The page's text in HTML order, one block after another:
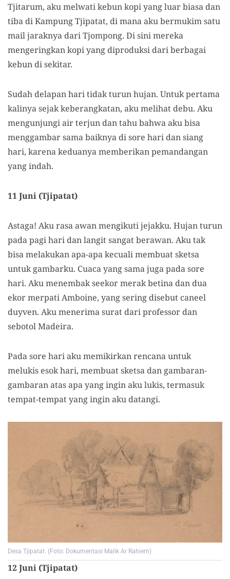
Tjitarum, aku melwati kebun kopi yang luar biasa dan
tiba di Kampung Tjipatat, di mana aku bermukim satu
mail jaraknya dari Tjompong. Di sini mereka
mengeringkan kopi yang diproduksi dari berbagai
kebun di sekitar.
Sudah delapan hari tidak turun hujan. Untuk pertama
kalinya sejak keberangkatan, aku melihat debu. Aku
mengunjungi air terjun dan tahu bahwa aku bisa
menggambar sama baiknya di sore hari dan siang
hari, karena keduanya memberikan pemandangan
yang indah.
11 Juni (Tjipatat)
Astaga! Aku rasa awan mengikuti jejakku. Hujan turun
pada pagi hari dan langit sangat berawan. Aku tak
bisa melakukan apa-apa kecuali membuat sketsa
untuk gambarku. Cuaca yang sama juga pada sore
hari. Aku menembak seekor merak betina dan dua
ekor merpati Amboine, yang sering disebut caneel
duyven. Aku menerima surat dari professor dan
sebotol Madeira.
Pada sore hari aku memikirkan rencana untuk
melukis esok hari, membuat sketsa dan gambaran-
gambaran atas apa yang ingin aku lukis, termasuk
tempat-tempat yang ingin aku datangi.
Desa Tjipatat. (Foto: Dokumentasi Malik Ar Rahiem)
12 Juni (Tjipatat)